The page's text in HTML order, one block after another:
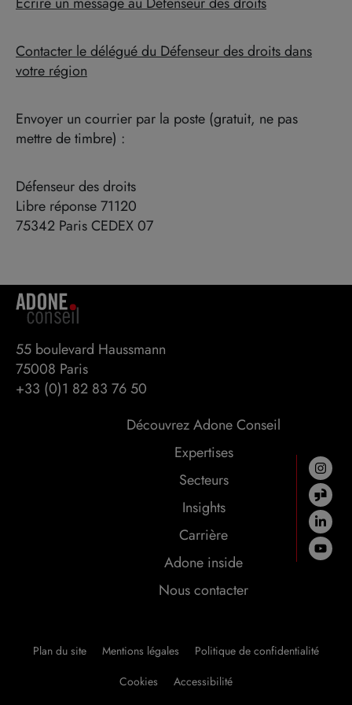
Contacter le délégué du Défenseur des droits dans
votre région
Envoyer un courrier par la poste (gratuit, ne pas
mettre de timbre) :
Défenseur des droits
Libre réponse 71120
75342 Paris CEDEX 07
55 boulevard Haussmann
75008 Paris
+33 (0)1 82 83 76 50
Découvrez Adone Conseil
Expertises
Secteurs
Insights
Carrière
Adone inside
Nous contacter
Plan du site Mentions légales
Politique de confidentialité
Cookies
Accessibilité